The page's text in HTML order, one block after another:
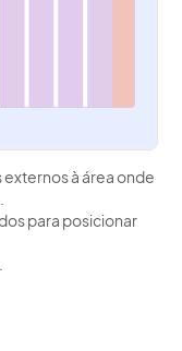
à área onde
para posicionar